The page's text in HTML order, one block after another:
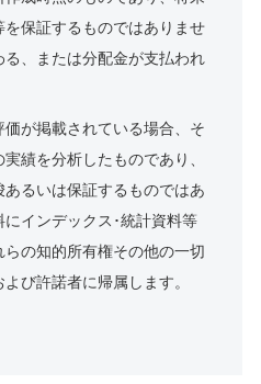
保証するものではありませ
、または分配金が支払われ
が掲載されている場合、そ
績を分析したものであり、
るいは保証するものではあ
インデックス･統計資料等
の知的所有権その他の一切
び許諾者に帰属します。